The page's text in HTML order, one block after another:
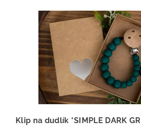
Klip na dudlík *SIMPLE DARK